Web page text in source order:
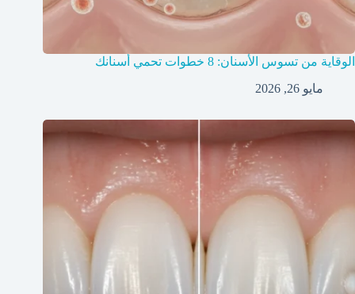
الوقاية من تسوس الأسنان: 8 خطوات تحمي أسنانك
مايو 26, 2026